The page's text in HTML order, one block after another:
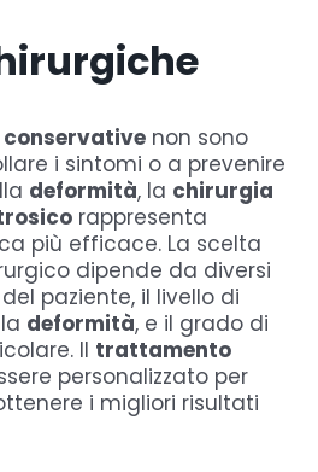
non sono
i sintomi o a prevenire
deformità, la chirurgia
rappresenta
più efficace. La scelta
dipende da diversi
paziente, il livello di
deformità, e il grado di
Il trattamento
personalizzato per
i migliori risultati